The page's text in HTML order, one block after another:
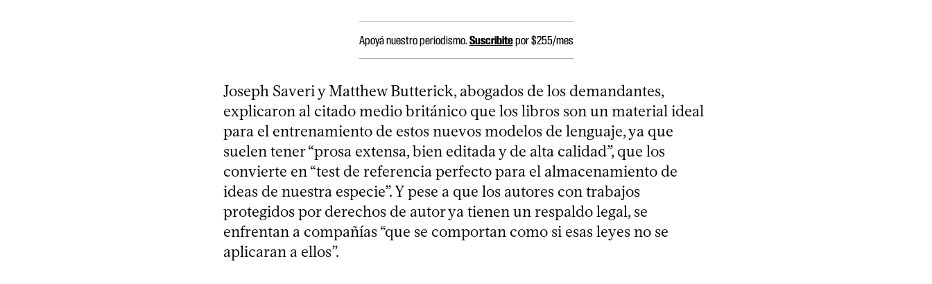
Apoyá nuestro periodismo.Suscribitepor $255/mes
Joseph Saveri y Matthew Butterick, abogados de los demandantes,
explicaron al citado medio británico que los libros son un material ideal
para el entrenamiento de estos nuevos modelos de lenguaje, ya que
suelen tener “prosa extensa, bien editada y de alta calidad”, que los
convierte en “test de referencia perfecto para el almacenamiento de
ideas de nuestra especie”. Y pese a que los autores con trabajos
protegidos por derechos de autor ya tienen un respaldo legal, se
enfrentan a compañías “que se comportan como si esas leyes no se
aplicaran a ellos”.